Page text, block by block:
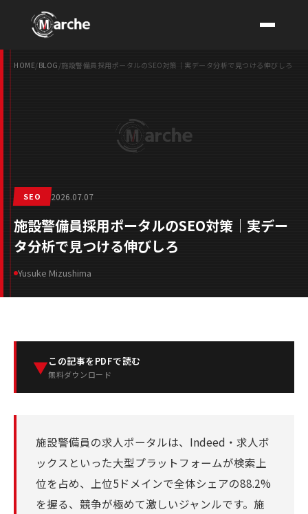
HOME/BLOG /施設警備員採用ポータルのSEO対策｜実データ分析で見つける伸びしろ
SEO 2026.07.07
施設警備員採用ポータルのSEO対策｜実デー
タ分析で見つける伸びしろ
Yusuke Mizushima
▼この記事をPDFで読む
無料ダウンロード
施設警備員の求人ポータルは、Indeed・求人ボ
ックスといった大型プラットフォームが検索上
位を占め、上位5ドメインで全体シェアの88.2%
を握る、競争が極めて激しいジャンルです。施